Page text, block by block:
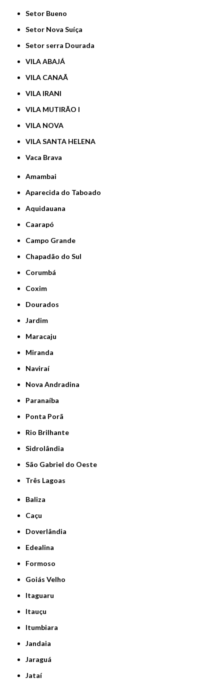
Setor Bueno
Setor Nova Suíça
Setor serra Dourada
VILA ABAJÁ
VILA CANAÃ
VILA IRANI
VILA MUTIRÃO I
VILA NOVA
VILA SANTA HELENA
Vaca Brava
Amambai
Aparecida do Taboado
Aquidauana
Caarapó
Campo Grande
Chapadão do Sul
Corumbá
Coxim
Dourados
Jardim
Maracaju
Miranda
Naviraí
Nova Andradina
Paranaíba
Ponta Porã
Rio Brilhante
Sidrolândia
São Gabriel do Oeste
Três Lagoas
Baliza
Caçu
Doverlândia
Edealina
Formoso
Goiás Velho
Itaguaru
Itauçu
Itumbiara
Jandaia
Jaraguá
Jataí